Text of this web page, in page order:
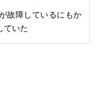
故障しているにもか
ていた